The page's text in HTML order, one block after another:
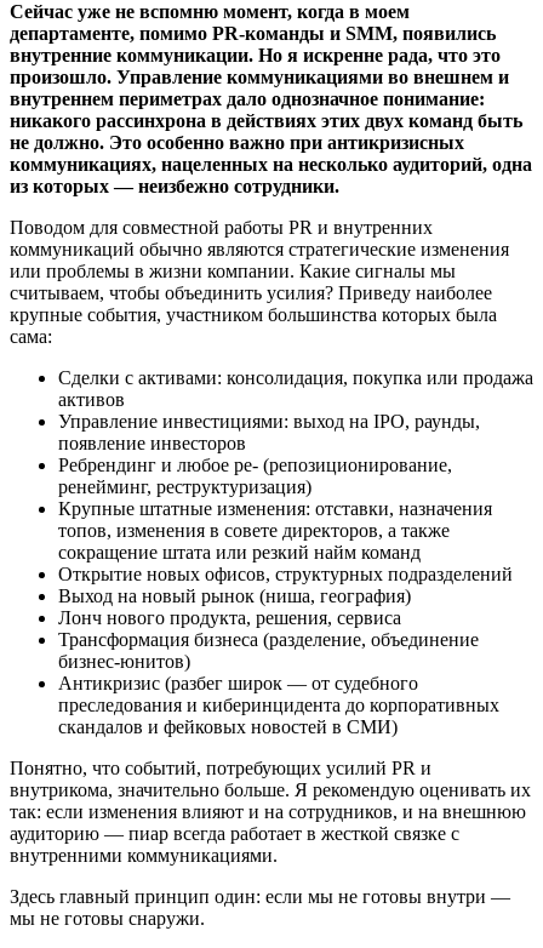
Сейчас уже не вспомню момент, когда в моем
департаменте, помимо PR-команды и SMM, появились
внутренние коммуникации. Но я искренне рада, что это
произошло. Управление коммуникациями во внешнем и
внутреннем периметрах дало однозначное понимание:
никакого рассинхрона в действиях этих двух команд быть
не должно. Это особенно важно при антикризисных
коммуникациях, нацеленных на несколько аудиторий, одна
из которых — неизбежно сотрудники.
Поводом для совместной работы PR и внутренних
коммуникаций обычно являются стратегические изменения
или проблемы в жизни компании. Какие сигналы мы
считываем, чтобы объединить усилия? Приведу наиболее
крупные события, участником большинства которых была
сама:
Сделки с активами: консолидация, покупка или продажа
активов
Управление инвестициями: выход на IPO, раунды,
появление инвесторов
Ребрендинг и любое ре- (репозиционирование,
ренейминг, реструктуризация)
Крупные штатные изменения: отставки, назначения
топов, изменения в совете директоров, а также
сокращение штата или резкий найм команд
Открытие новых офисов, структурных подразделений
Выход на новый рынок (ниша, география)
Лонч нового продукта, решения, сервиса
Трансформация бизнеса (разделение, объединение
бизнес-юнитов)
Антикризис (разбег широк — от судебного
преследования и киберинцидента до корпоративных
скандалов и фейковых новостей в СМИ)
Понятно, что событий, потребующих усилий PR и
внутрикома, значительно больше. Я рекомендую оценивать их
так: если изменения влияют и на сотрудников, и на внешнюю
аудиторию — пиар всегда работает в жесткой связке с
внутренними коммуникациями.
Здесь главный принцип один: если мы не готовы внутри —
мы не готовы снаружи.